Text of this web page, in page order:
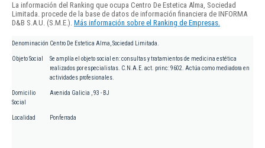
La información del Ranking que ocupa Centro De Estetica Alma, Sociedad
Limitada. procede de la base de datos de información financiera de INFORMA
D&B S.A.U. (S.M.E.). Más información sobre el Ranking de Empresas.
Denominación Centro De Estetica Alma, Sociedad Limitada.
Objeto Social
Se amplía el objeto social en: consultas y tratamientos de medicina estética
realizados por especialistas. C.N.A.E. act. princ: 9602. Actúa como mediadora en
actividades profesionales.
Domicilio
Social
Avenida Galicia , 93 - BJ
Localidad Ponferrada